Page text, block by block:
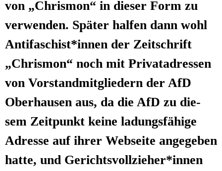
von „Chris­mon“ in die­ser Form zu
ver­wen­den. Spä­ter hal­fen dann wohl
Antifaschist*innen der Zeit­schrift
„Chris­mon“ noch mit Pri­vat­adres­sen
von Vor­stand­mit­glie­dern der AfD
Ober­hau­sen aus, da die AfD zu die­
sem Zeit­punkt kei­ne ladungs­fä­hi­ge
Adres­se auf ihrer Web­sei­te ange­ge­ben
hat­te, und Gerichtsvollzieher*innen